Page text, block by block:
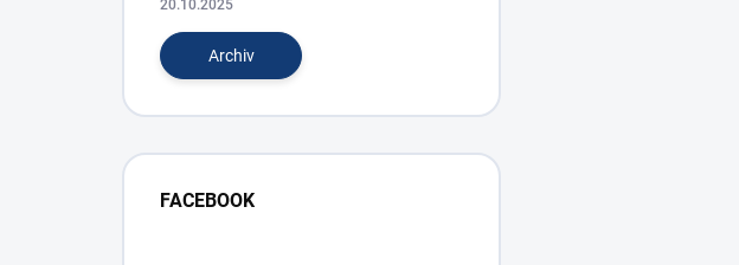
20.10.2025
Archiv
FACEBOOK